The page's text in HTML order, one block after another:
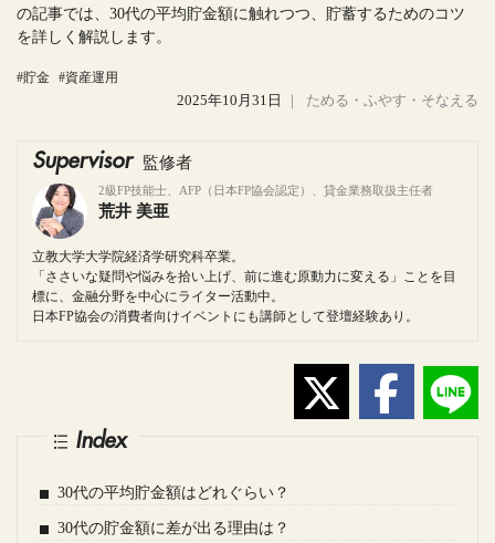
の記事では、30代の平均貯金額に触れつつ、貯蓄するためのコツ
を詳しく解説します。
#貯金 #資産運用
2025年10月31日 ｜ ためる・ふやす・そなえる
Supervisor 監修者
2級FP技能士、AFP（日本FP協会認定）、貸金業務取扱主任者
荒井 美亜
立教大学大学院経済学研究科卒業。
「ささいな疑問や悩みを拾い上げ、前に進む原動力に変える」ことを目
標に、金融分野を中心にライター活動中。
日本FP協会の消費者向けイベントにも講師として登壇経験あり。
Index
30代の平均貯金額はどれぐらい？
30代の貯金額に差が出る理由は？